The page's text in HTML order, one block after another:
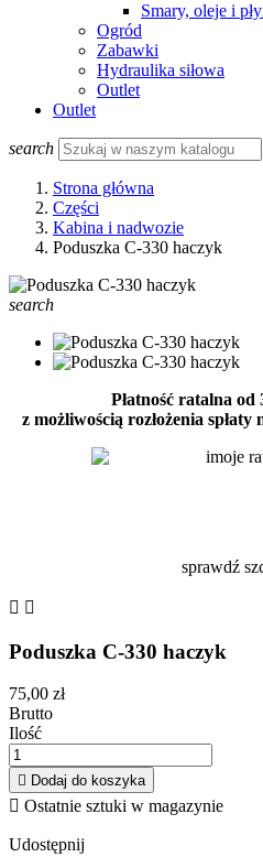
Smary, oleje i
Ogród
Zabawki
Hydraulika siłowa
Outlet
Outlet
search
Strona główna
Części
Kabina i nadwozie
Poduszka C-330 haczyk
search
Płatność ratalna od
z możliwością rozłożenia spłaty
sprawdź
 
Poduszka C-330 haczyk
75,00 zł
Brutto
Ilość
 Dodaj do koszyka
 Ostatnie sztuki w magazynie
Udostępnij